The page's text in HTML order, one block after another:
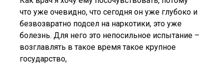
что уже очевидно, что сегодня он уже глубоко и
безвозвратно подсел на наркотики, это уже
болезнь. Для него это непосильное испытание –
возглавлять в такое время такое крупное
государство,